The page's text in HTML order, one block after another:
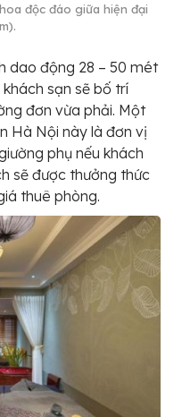
độc đáo giữa hiện đại
dao động 28 – 50 mét
sạn sẽ bố trí
đơn vừa phải. Một
Hà Nội này là đơn vị
phụ nếu khách
sẽ được thưởng thức
thuê phòng.